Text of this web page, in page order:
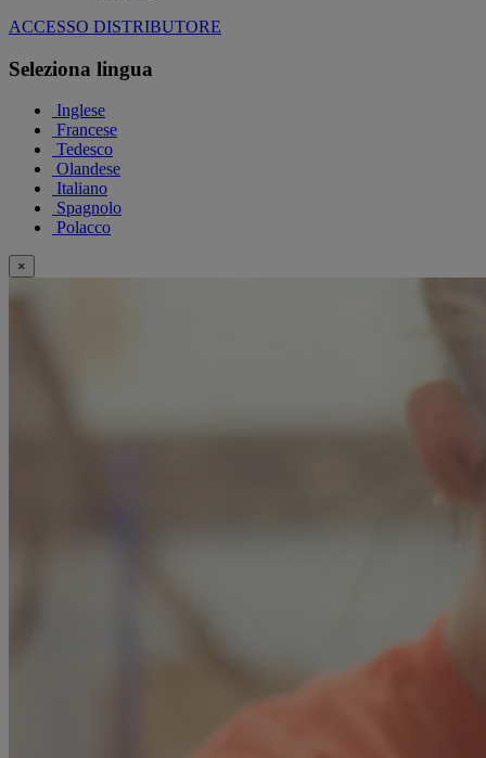
ACCESSO DISTRIBUTORE
Seleziona lingua
Inglese
Francese
Tedesco
Olandese
Italiano
Spagnolo
Polacco
×